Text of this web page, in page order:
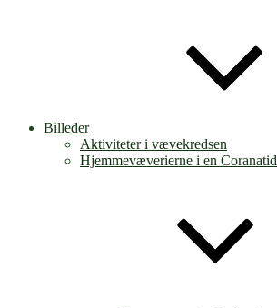
Billeder
Aktiviteter i vævekredsen
Hjemmevæverierne i en Coranatid